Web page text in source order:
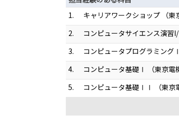
1.
キャリアワークショップ （東
2.
コンピュータサイエンス演習
3.
コンピュータプログラミング
4.
コンピュータ基礎Ⅰ （東京電
5.
コンピュータ基礎ⅠⅠ （東京